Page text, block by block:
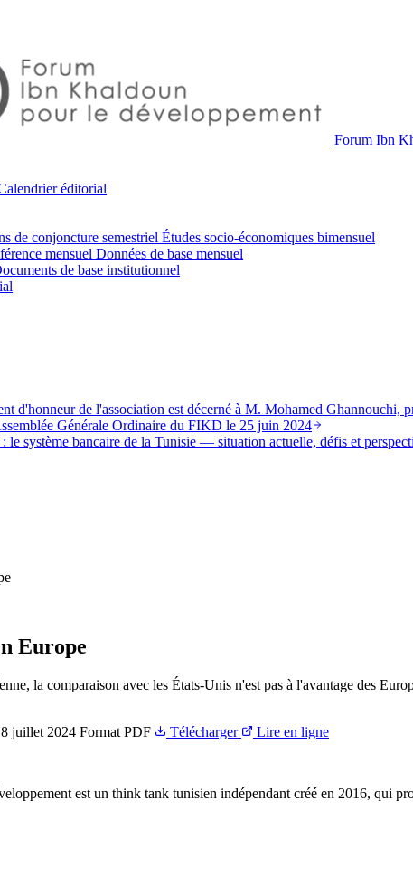
Forum Ibn
éditorial
de conjoncture semestriel Études socio-économiques bimensuel
mensuel Données de base mensuel
de base institutionnel
d'honneur de l'association est décerné à M. Mohamed Ghannouchi,
Générale Ordinaire du FIKD le 25 juin 2024
le système bancaire de la Tunisie — situation actuelle, défis et
Europe
la comparaison avec les États-Unis n'est pas à l'avantage des
8 juillet 2024 Format PDF Télécharger
Lire en ligne
est un think tank tunisien indépendant créé en 2016, qui